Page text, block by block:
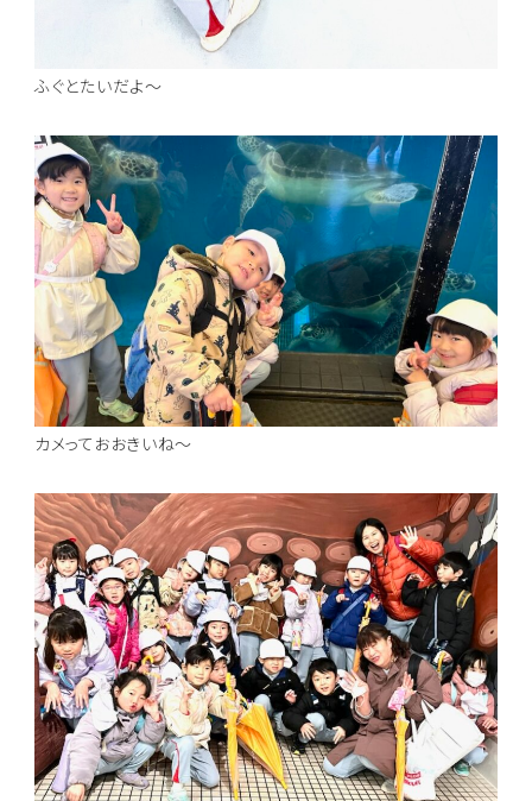
ふぐとたいだよ～
カメっておおきいね～